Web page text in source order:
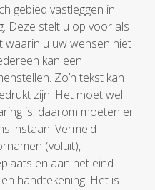
gebied vastleggen in
Deze stelt u op voor als
waarin u uw wensen niet
kan een
Zo’n tekst kan
zijn. Het moet wel
is, daarom moeten er
instaan. Vermeld
(voluit),
en aan het eind
handtekening. Het is